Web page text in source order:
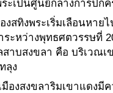
ระเป็นศูนย์กลางการป
สทิงพระเริ่มเลือนหาย
ะหว่างพุทธศตวรรษที่
าบสงขลา คือ บริเวณเ
ลุง
มืองสงขลาริมเขาแดง